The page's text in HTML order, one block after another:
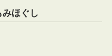
ほぐし